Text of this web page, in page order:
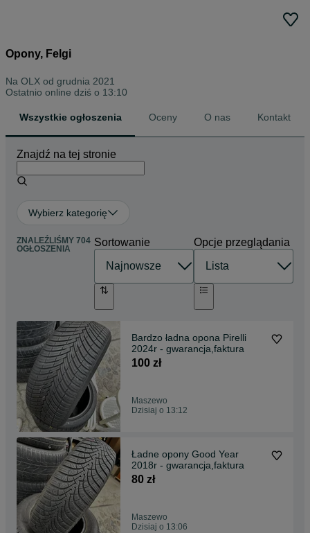
Opony, Felgi
Na OLX od grudnia 2021
Ostatnio online dziś o 13:10
Wszystkie ogłoszenia Oceny O nas Kontakt
Znajdź na tej stronie
Wybierz kategorię
ZNALEŹLIŚMY 704
OGŁOSZENIA
Sortowanie Opcje przeglądania
Bardzo ładna opona Pirelli
2024r - gwarancja,faktura
100 zł
Maszewo
Dzisiaj o 13:12
Ładne opony Good Year
2018r - gwarancja,faktura
80 zł
Maszewo
Dzisiaj o 13:06